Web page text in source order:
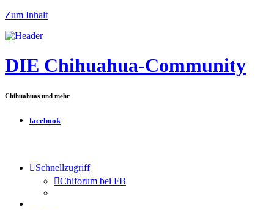
Zum Inhalt
DIE Chihuahua-Community
Chihuahuas und mehr
facebook
Schnellzugriff
Chiforum bei FB